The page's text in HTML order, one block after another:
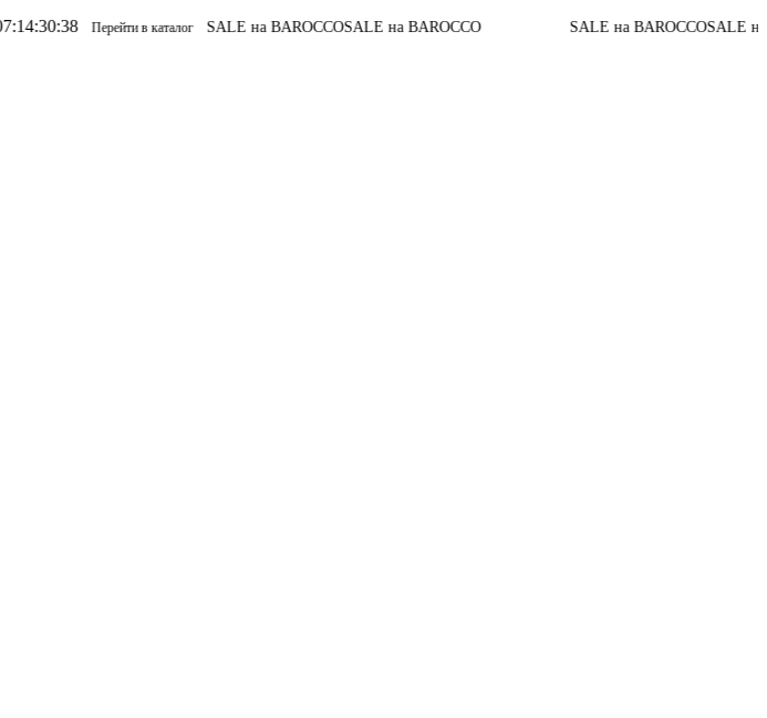
Перейти в каталог SALE на BAROCCOSALE на BAROCCO SALE на BAROCCOSALE на BAROCCO